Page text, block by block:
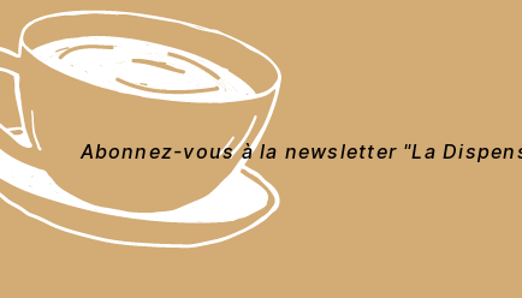
Abonnez-vous à la newsletter "La